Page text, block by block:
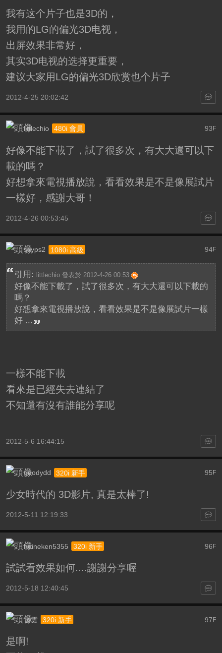
我有这个片子也是3D的，
我用的LG的偏光3D电视，
出屏效果非常好，
其实3D电视的选择更重要，
建议大家用LG的偏光3D欣赏也个片子
2012-4-25 20:02:42
93 F
littlechio 480i 會員
好像不能下載了，試了很多次，有大大還可以下
載的嗎？
好想拿來電視播放說，看看效果是不是像展試片
一樣好，感謝大哥！
2012-4-26 00:53:45
94F
skyps2 1080i 高級
引用: littlechio 發表於 2012-4-26 00:53
好像不能下載了，試了很多次，有大大還可以下載的
嗎？
好想拿來電視播放說，看看效果是不是像展試片一樣
好 ...
一樣不能下載
看來是已經失去連結了
不知還有沒有誰能分享呢
2012-5-6 16:44:15
95 F
goodydd 320i 新手
少女時代的 3D影片, 真是太棒了!
2012-5-11 12:19:33
96F
heineken5355 320i 新手
試試看效果如何....謝謝分享喔
2012-5-18 12:40:45
97F
雷雲 320i 新手
是啊!